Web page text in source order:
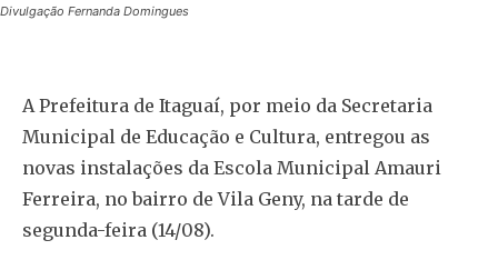
Divulgação Fernanda Domingues
A Prefeitura de Itaguaí, por meio da Secretaria
Municipal de Educação e Cultura, entregou as
novas instalações da Escola Municipal Amauri
Ferreira, no bairro de Vila Geny, na tarde de
segunda-feira (14/08).